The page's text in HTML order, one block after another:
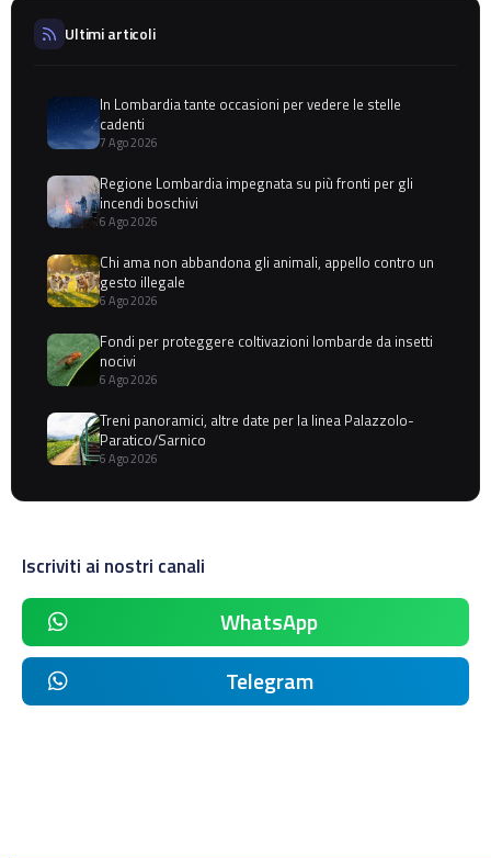
Ultimi articoli
In Lombardia tante occasioni per vedere le stelle
cadenti
7 Ago 2026
Regione Lombardia impegnata su più fronti per gli
incendi boschivi
6 Ago 2026
Chi ama non abbandona gli animali, appello contro un
gesto illegale
6 Ago 2026
Fondi per proteggere coltivazioni lombarde da insetti
nocivi
6 Ago 2026
Treni panoramici, altre date per la linea Palazzolo-
Paratico/Sarnico
6 Ago 2026
Iscriviti ai nostri canali
WhatsApp
Telegram